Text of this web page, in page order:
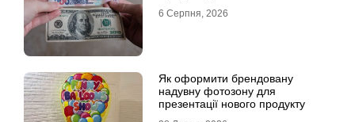
6 Серпня, 2026
Як оформити брендовану
надувну фотозону для
презентації нового продукту